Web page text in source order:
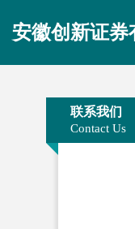
安徽创新证券
联系我们
Contact Us